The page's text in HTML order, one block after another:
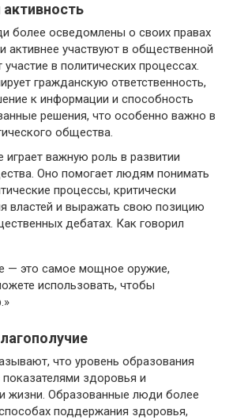
более осведомлены о своих правах
активнее участвуют в общественной
в политических процессах.
гражданскую ответственность,
к информации и способность
решения, что особенно важно в
общества.
играет важную роль в развитии
Оно помогает людям понимать
процессы, критически
властей и выражать свою позицию
дебатах. Как говорил
— это самое мощное оружие,
использовать, чтобы
что уровень образования
здоровья и
жизни. Образованные люди более
поддержания здоровья,